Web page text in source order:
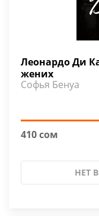
Леонардо Ди
жених
Софья Бенуа
410 сом
НЕТ